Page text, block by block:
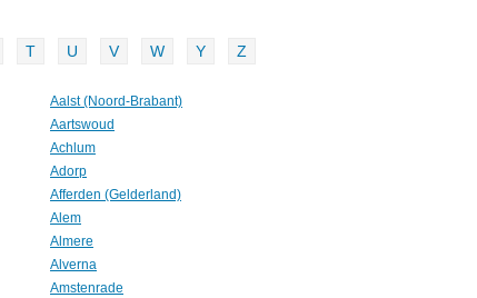
T U V W Y Z
Aalst (Noord-Brabant)
Aartswoud
Achlum
Adorp
Afferden (Gelderland)
Alem
Almere
Alverna
Amstenrade